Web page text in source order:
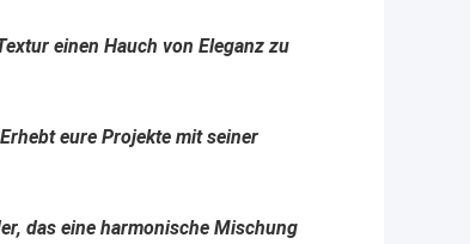
einen Hauch von Eleganz zu
eure Projekte mit seiner
das eine harmonische Mischung